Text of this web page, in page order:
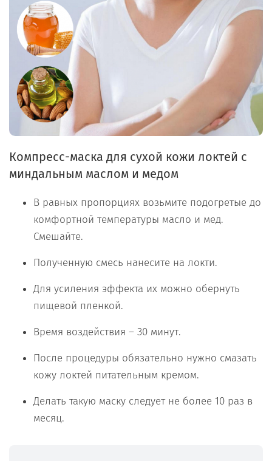
Компресс-маска для сухой кожи локтей с
миндальным маслом и медом
В равных пропорциях возьмите подогретые до
комфортной температуры масло и мед.
Смешайте.
Полученную смесь нанесите на локти.
Для усиления эффекта их можно обернуть
пищевой пленкой.
Время воздействия – 30 минут.
После процедуры обязательно нужно смазать
кожу локтей питательным кремом.
Делать такую маску следует не более 10 раз в
месяц.